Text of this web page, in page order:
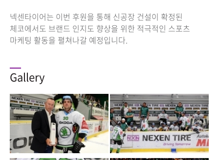
넥센타이어는 이번 후원을 통해 신공장 건설이 확정된
체코에서도 브랜드 인지도 향상을 위한 적극적인 스포츠
마케팅 활동을 펼쳐나갈 예정입니다.
Gallery